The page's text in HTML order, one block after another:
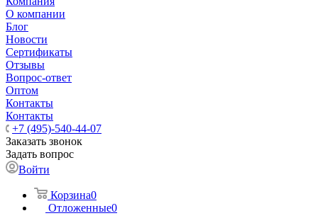
О компании
Блог
Новости
Сертификаты
Отзывы
Вопрос-ответ
Оптом
Контакты
Контакты
+7 (495)-540-44-07
Заказать звонок
Задать вопрос
Войти
Корзина0
Отложенные0